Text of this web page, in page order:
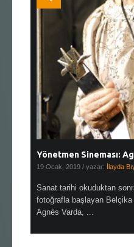
Yönetmen Sineması:
19 Ocak, 2019 / yazar: İlayda
Sanat tarihi okuduktan
fotoğrafla başlayan Belçika
Agnès Varda, ...